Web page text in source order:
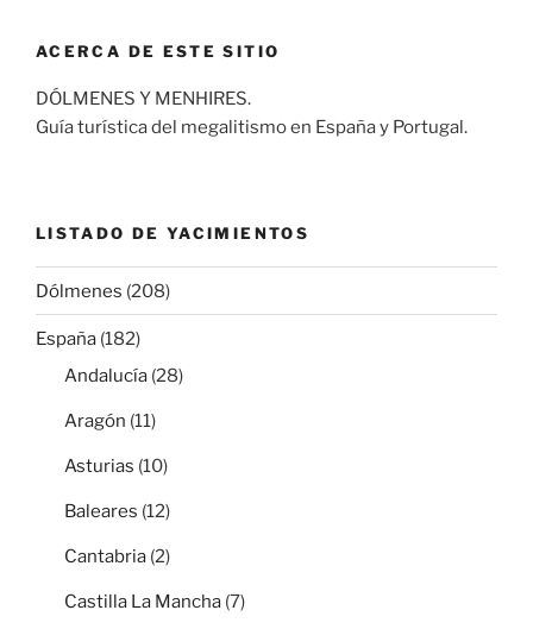
ACERCA DE ESTE SITIO
DÓLMENES Y MENHIRES.
Guía turística del megalitismo en España y Portugal.
LISTADO DE YACIMIENTOS
Dólmenes (208)
España (182)
Andalucía (28)
Aragón (11)
Asturias (10)
Baleares (12)
Cantabria (2)
Castilla La Mancha (7)